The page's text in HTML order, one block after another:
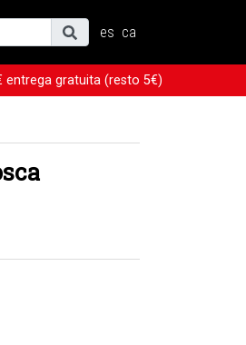
es ca
entrega gratuita (resto 5€)